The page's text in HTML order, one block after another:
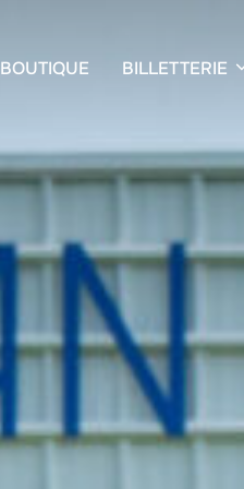
BOUTIQUE BILLETTERIE